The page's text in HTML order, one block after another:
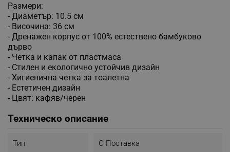
Размери:
- Диаметър: 10.5 см
- Височина: 36 см
- Дренажен корпус от 100% естествено бамбуково
дърво
- Четка и капак от пластмаса
- Стилен и екологично устойчив дизайн
- Хигиенична четка за тоалетна
- Естетичен дизайн
- Цвят: кафяв/черен
Техническо описание
Тип С Поставка